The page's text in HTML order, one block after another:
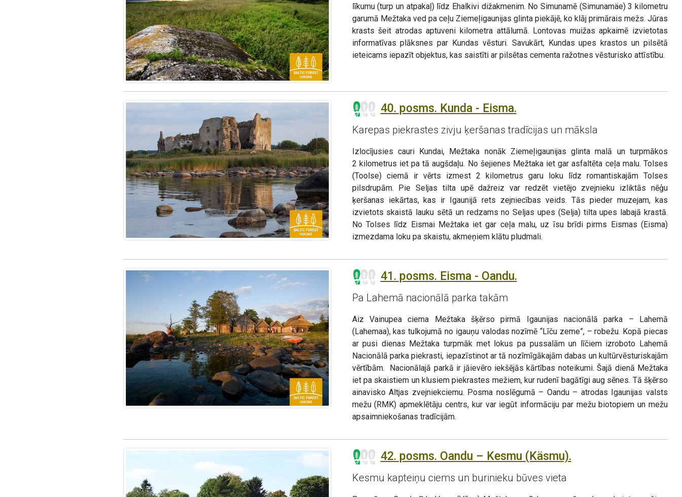
līkumu (turp un atpakaļ) līdz Ehalkivi dižakmenim. No Simunamē (Simunamäe) 3 kilometru
garumā Mežtaka ved pa ceļu Ziemeļigaunijas glinta piekājē, ko klāj primārais mežs. Jūras
krasts šeit atrodas aptuveni kilometra attālumā. Lontovas muižas apkaimē izvietotas
informatīvas plāksnes par Kundas vēsturi. Savukārt, Kundas upes krastos un pilsētā
ieteicams iepazīt objektus, kas saistīti ar pilsētas cementa ražotnes vēsturisko attīstību.
40. posms. Kunda - Eisma.
Karepas piekrastes zivju ķeršanas tradīcijas un māksla
Izlocījusies cauri Kundai, Mežtaka nonāk Ziemeļigaunijas glinta malā un turpmākos
2 kilometrus iet pa tā augšdaļu. No šejienes Mežtaka iet gar asfaltēta ceļa malu. Tolses
(Toolse) ciemā ir vērts izmest 2 kilometrus garu loku līdz romantiskajām Tolses
pilsdrupām. Pie Seljas tilta upē dažreiz var redzēt vietējo zvejnieku izliktās nēģu
ķeršanas iekārtas, kas ir Igaunijā rets zejniecības veids. Tās pieder muzejam, kas
izvietots skaistā lauku sētā un redzams no Seljas upes (Selja) tilta upes labajā krastā.
No Tolses līdz Eismai Mežtaka iet gar ceļa malu, uz īsu brīdi pirms Eismas (Eisma)
izmezdama loku pa skaistu, akmeņiem klātu pludmali.
41. posms. Eisma - Oandu.
Pa Lahemā nacionālā parka takām
Aiz Vainupea ciema Mežtaka šķērso pirmā Igaunijas nacionālā parka – Lahemā
(Lahemaa), kas tulkojumā no igauņu valodas nozīmē “Līču zeme”, – robežu. Kopā piecas
ar pusi dienas Mežtaka turpmāk met lokus pa pussalām un līčiem izroboto Lahemā
Nacionālā parka piekrasti, iepazīstinot ar tā nozīmīgākajām dabas un kultūrvēsturiskajām
vērtībām. Nacionālajā parkā ir jāievēro iekšējās kārtības noteikumi. Šajā dienā Mežtaka
iet pa skaistiem un klusiem piekrastes mežiem, kur rudenī bagātīgi aug sēnes. Tā šķērso
ainavisko Altjas zvejniekciemu. Posma noslēgumā – Oandu – atrodas Igaunijas valsts
mežu (RMK) apmeklētāju centrs, kur var iegūt informāciju par mežu biotopiem un mežu
apsaimniekošanas tradīcijām.
42. posms. Oandu – Kesmu (Käsmu).
Kesmu kapteiņu ciems un burinieku būves vieta